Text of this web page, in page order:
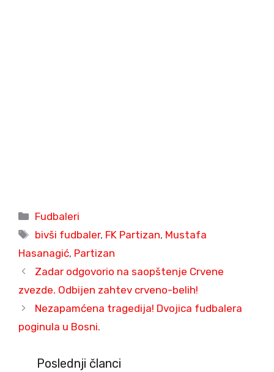
Categories
Fudbaleri
Tags
bivši fudbaler, FK Partizan, Mustafa
Hasanagić, Partizan
Zadar odgovorio na saopštenje Crvene
zvezde. Odbijen zahtev crveno-belih!
Nezapamćena tragedija! Dvojica fudbalera
poginula u Bosni.
Poslednji članci